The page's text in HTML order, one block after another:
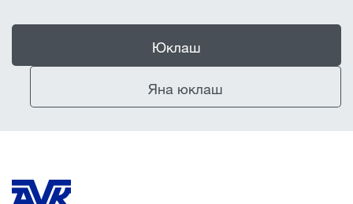
Юклаш
Яна юклаш